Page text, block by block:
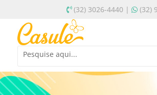
(32) 3026-4440 | (32)